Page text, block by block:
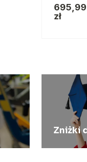
695,99
zł
Zniżki